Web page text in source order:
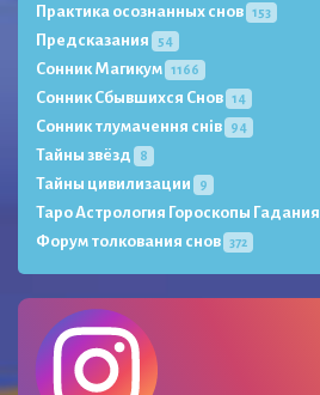
Практика осознанных снов 153
Предсказания 54
Сонник Магикум 1166
Сонник Сбывшихся Снов 14
Сонник тлумачення снів 94
Тайны звёзд 8
Тайны цивилизации 9
Таро Астрология Гороскопы Гадания
Форум толкования снов 372